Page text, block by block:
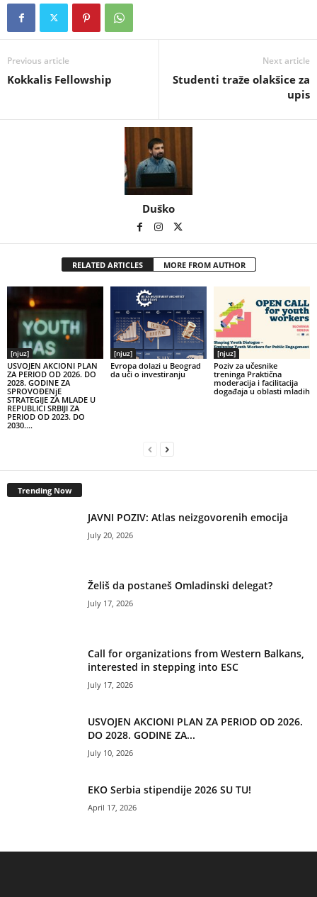
Previous article
Kokkalis Fellowship
Next article
Studenti traže olakšice za
upis
Duško
RELATED ARTICLES MORE FROM AUTHOR
[njuz]
USVOJEN AKCIONI PLAN
ZA PERIOD OD 2026. DO
2028. GODINE ZA
SPROVOĐENjE
STRATEGIJE ZA MLADE U
REPUBLICI SRBIJI ZA
PERIOD OD 2023. DO
2030....
[njuz]
Evropa dolazi u Beograd
da uči o investiranju
[njuz]
Poziv za učesnike
treninga Praktična
moderacija i facilitacija
događaja u oblasti mladih
Trending Now
JAVNI POZIV: Atlas neizgovorenih emocija
July 20, 2026
Želiš da postaneš Omladinski delegat?
July 17, 2026
Call for organizations from Western Balkans,
interested in stepping into ESC
July 17, 2026
USVOJEN AKCIONI PLAN ZA PERIOD OD 2026.
DO 2028. GODINE ZA...
July 10, 2026
EKO Serbia stipendije 2026 SU TU!
April 17, 2026